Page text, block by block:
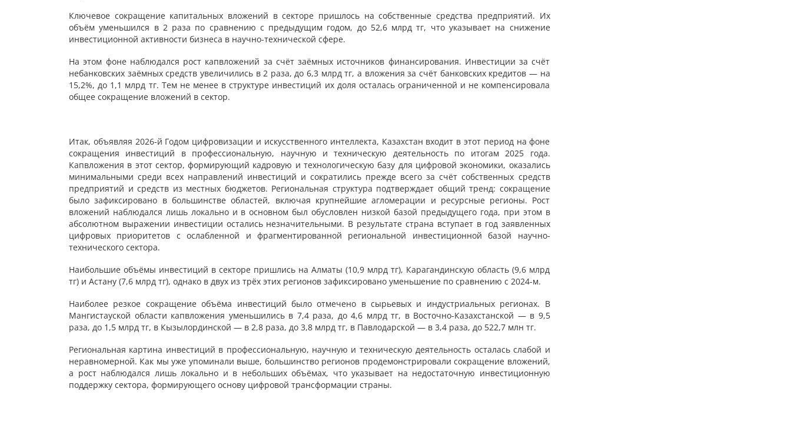
Ключевое сокращение капитальных вложений в секторе пришлось на собственные средства предприятий. Их
объём уменьшился в 2 раза по сравнению с предыдущим годом, до 52,6 млрд тг, что указывает на снижение
инвестиционной активности бизнеса в научно-технической сфере.
На этом фоне наблюдался рост капвложений за счёт заёмных источников финансирования. Инвестиции за счёт
небанковских заёмных средств увеличились в 2 раза, до 6,3 млрд тг, а вложения за счёт банковских кредитов — на
15,2%, до 1,1 млрд тг. Тем не менее в структуре инвестиций их доля осталась ограниченной и не компенсировала
общее сокращение вложений в сектор.
Итак, объявляя 2026-й Годом цифровизации и искусственного интеллекта, Казахстан входит в этот период на фоне
сокращения инвестиций в профессиональную, научную и техническую деятельность по итогам 2025 года.
Капвложения в этот сектор, формирующий кадровую и технологическую базу для цифровой экономики, оказались
минимальными среди всех направлений инвестиций и сократились прежде всего за счёт собственных средств
предприятий и средств из местных бюджетов. Региональная структура подтверждает общий тренд: сокращение
было зафиксировано в большинстве областей, включая крупнейшие агломерации и ресурсные регионы. Рост
вложений наблюдался лишь локально и в основном был обусловлен низкой базой предыдущего года, при этом в
абсолютном выражении инвестиции остались незначительными. В результате страна вступает в год заявленных
цифровых приоритетов с ослабленной и фрагментированной региональной инвестиционной базой научно-
технического сектора.
Наибольшие объёмы инвестиций в секторе пришлись на Алматы (10,9 млрд тг), Карагандинскую область (9,6 млрд
тг) и Астану (7,6 млрд тг), однако в двух из трёх этих регионов зафиксировано уменьшение по сравнению с 2024-м.
Наиболее резкое сокращение объёма инвестиций было отмечено в сырьевых и индустриальных регионах. В
Мангистауской области капвложения уменьшились в 7,4 раза, до 4,6 млрд тг, в Восточно-Казахстанской — в 9,5
раза, до 1,5 млрд тг, в Кызылординской — в 2,8 раза, до 3,8 млрд тг, в Павлодарской — в 3,4 раза, до 522,7 млн тг.
Региональная картина инвестиций в профессиональную, научную и техническую деятельность осталась слабой и
неравномерной. Как мы уже упоминали выше, большинство регионов продемонстрировали сокращение вложений,
а рост наблюдался лишь локально и в небольших объёмах, что указывает на недостаточную инвестиционную
поддержку сектора, формирующего основу цифровой трансформации страны.